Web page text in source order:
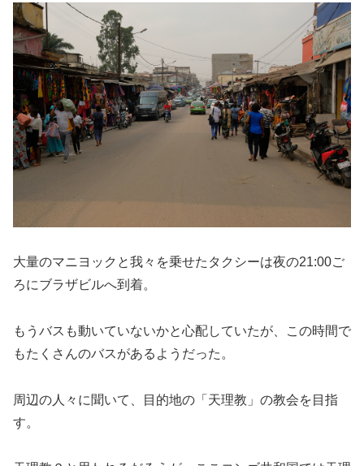
大量のマニヨックと我々を乗せたタクシーは夜の21:00ご
ろにブラザビルへ到着。
もうバスも動いていないかと心配していたが、この時間で
もたくさんのバスがあるようだった。
周辺の人々に聞いて、目的地の「天理教」の教会を目指
す。